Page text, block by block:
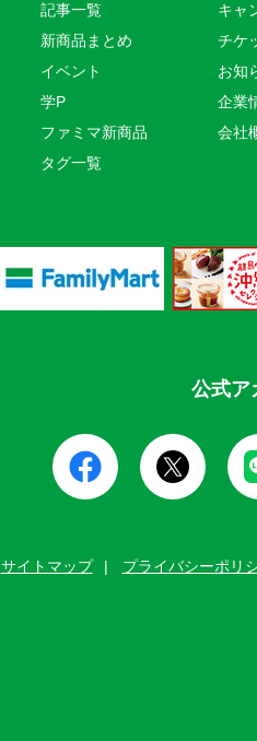
記事一覧
新商品まとめ
イベント
学P
ファミマ新商品
タグ一覧
キャ
チケ
お知
企業
会社
公式ア
サイトマップ プライバシーポリ